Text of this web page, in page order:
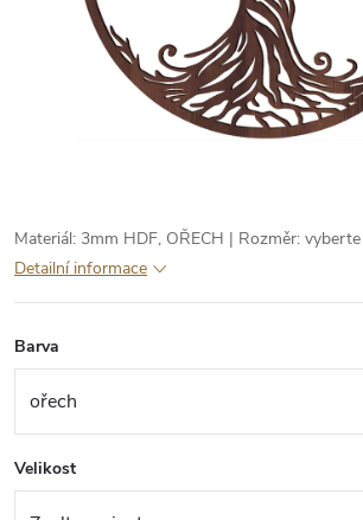
Materiál: 3mm HDF, OŘECH | Rozměr:
Detailní informace
Barva
Velikost